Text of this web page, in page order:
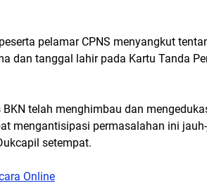
pelamar CPNS menyangkut
dan tanggal lahir pada Kartu Tanda
telah menghimbau dan
mengantisipasi permasalahan ini
setempat.
Online